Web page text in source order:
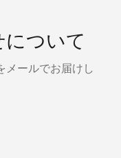
ついて
メールでお届けし